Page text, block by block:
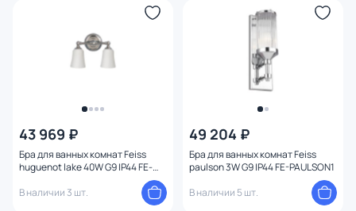
43 969 ₽
Бра для ванных комнат Feiss
huguenot lake 40W G9 IP44 FE-
В наличии 3 шт.
49 204 ₽
Бра для ванных комнат Feiss
paulson 3W G9 IP44 FE-PAULSON1
В наличии 5 шт.